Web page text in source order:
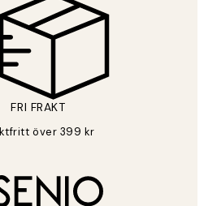
FRI FRAKT
över 399 kr